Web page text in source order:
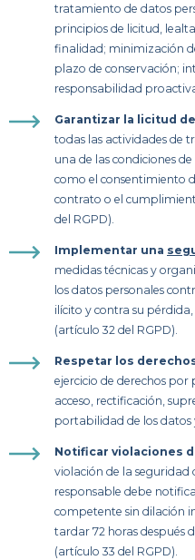
tratamiento de datos
principios de licitud,
finalidad; minimización
plazo de conservación;
responsabilidad
Garantizar la licitud
todas las actividades de
una de las condiciones
como el consentimiento
contrato o el
del RGPD).
Implementar una
medidas técnicas y
los datos personales
ilícito y contra su
(artículo 32 del RGPD).
Respetar los
ejercicio de derechos por
acceso, rectificación,
portabilidad de los datos
Notificar violaciones
violación de la seguridad
responsable debe
competente sin dilación
tardar 72 horas después
(artículo 33 del RGPD).